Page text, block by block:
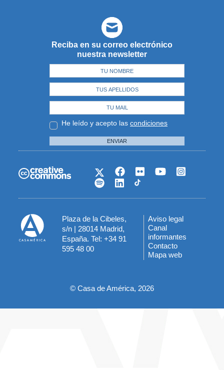
Reciba en su correo electrónico
nuestra newsletter
He leído y acepto las condiciones
ENVIAR
Plaza de la Cibeles,
s/n | 28014 Madrid,
España. Tel: +34 91
595 48 00
Menú
del
pie
Aviso legal
Canal
informantes
Contacto
Mapa web
© Casa de América, 2026